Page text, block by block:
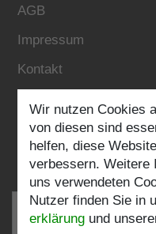
AGB
Impressum
Kontakt
Folgen Sie uns:
Wir nutzen Cookies
von diesen sind
helfen, diese
verbessern. Weitere
uns verwendeten
Nutzer finden Sie in
erklärung und